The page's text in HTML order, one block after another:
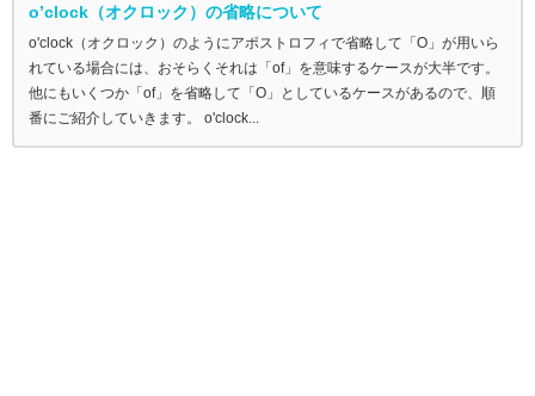
o’clock（オクロック）の省略について
o'clock（オクロック）のようにアポストロフィで省略して「O」が用いら
れている場合には、おそらくそれは「of」を意味するケースが大半です。
他にもいくつか「of」を省略して「O」としているケースがあるので、順
番にご紹介していきます。 o'clock...